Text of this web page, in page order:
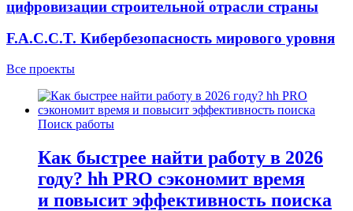
цифровизации строительной отрасли страны
F.A.C.C.T. Кибербезопасность мирового уровня
Все проекты
Поиск работы
Как быстрее найти работу в 2026
году? hh PRO сэкономит время
и повысит эффективность поиска